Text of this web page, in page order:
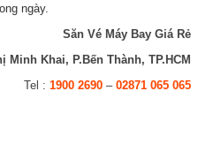
ngày.
Săn Vé Máy Bay Giá Rẻ
Minh Khai, P.Bến Thành, TP.HCM
Tel : 1900 2690– 02871 065 065